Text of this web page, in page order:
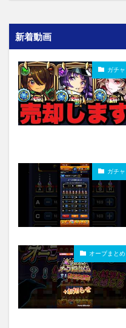
新着動画
ガチャ
ガチャ
オーブまとめ